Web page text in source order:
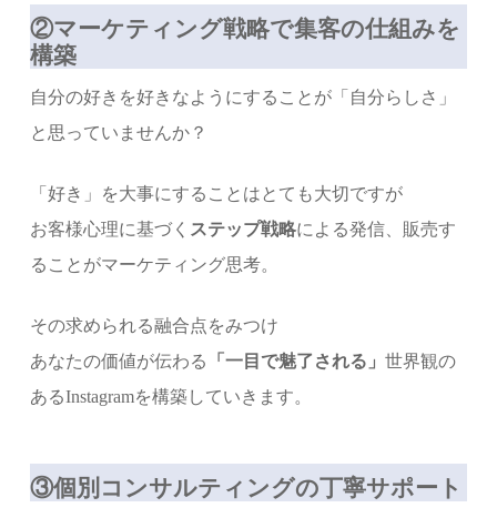
②マーケティング戦略で集客の仕組みを
構築
自分の好きを好きなようにすることが「自分らしさ」
と思っていませんか？
「好き」を大事にすることはとても大切ですが
お客様心理に基づく ステップ戦略による発信、販売す
ることがマーケティング思考。
その求められる融合点をみつけ
あなたの価値が伝わる
「一目で魅了される」世界観の
あるInstagramを構築していきます。
③個別コンサルティングの丁寧サポート